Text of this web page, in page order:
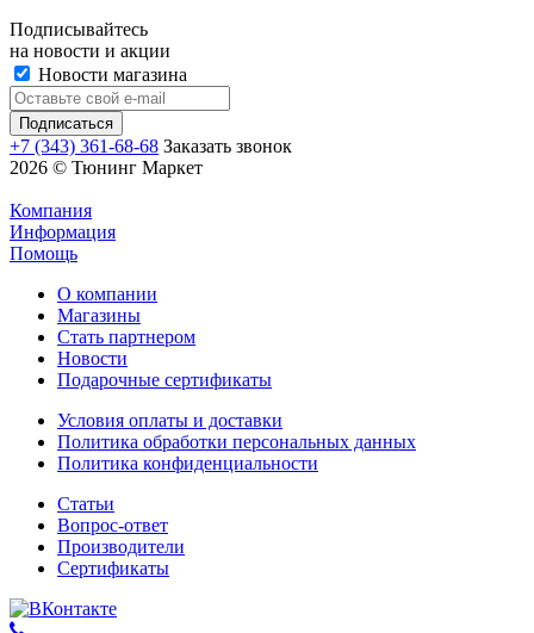
Подписывайтесь
на новости и акции
Новости магазина
+7 (343) 361-68-68 Заказать звонок
2026 © Тюнинг Маркет
Компания
Информация
Помощь
О компании
Магазины
Стать партнером
Новости
Подарочные сертификаты
Условия оплаты и доставки
Политика обработки персональных данных
Политика конфиденциальности
Статьи
Вопрос-ответ
Производители
Сертификаты